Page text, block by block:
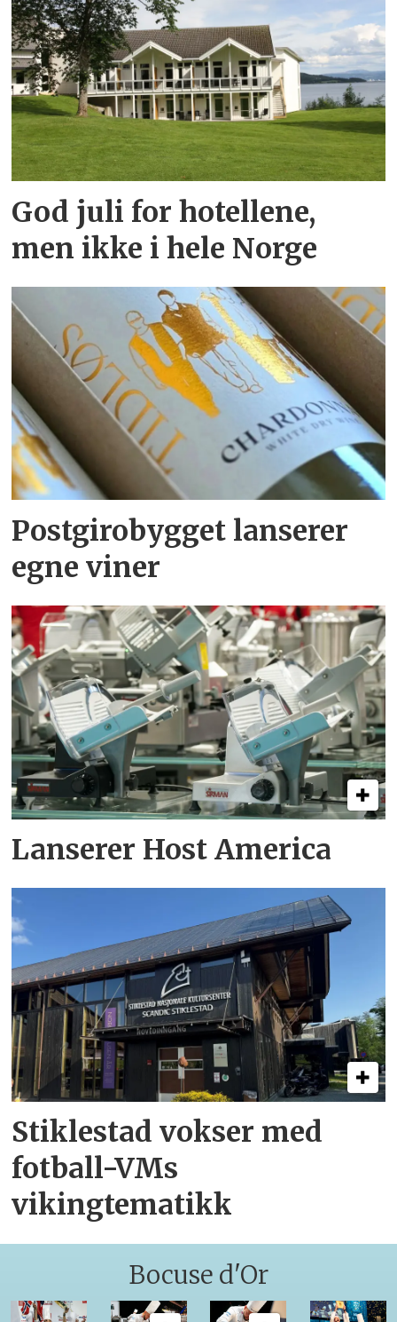
God juli for hotellene,
men ikke i hele Norge
Postgirobygget lanserer
egne viner
Lanserer Host America
Stiklestad vokser med
fotball-VMs
vikingtematikk
Bocuse d'Or